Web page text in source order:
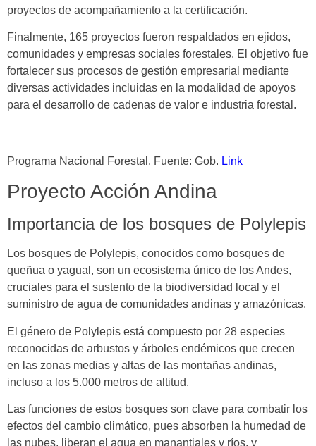
proyectos de acompañamiento a la certificación.
Finalmente, 165 proyectos fueron respaldados en ejidos,
comunidades y empresas sociales forestales. El objetivo fue
fortalecer sus procesos de gestión empresarial mediante
diversas actividades incluidas en la modalidad de apoyos
para el desarrollo de cadenas de valor e industria forestal.
Programa Nacional Forestal. Fuente: Gob. Link
Proyecto Acción Andina
Importancia de los bosques de Polylepis
Los bosques de Polylepis, conocidos como bosques de
queñua o yagual, son un ecosistema único de los Andes,
cruciales para el sustento de la biodiversidad local y el
suministro de agua de comunidades andinas y amazónicas.
El género de Polylepis está compuesto por 28 especies
reconocidas de arbustos y árboles endémicos que crecen
en las zonas medias y altas de las montañas andinas,
incluso a los 5.000 metros de altitud.
Las funciones de estos bosques son clave para combatir los
efectos del cambio climático, pues absorben la humedad de
las nubes, liberan el agua en manantiales y ríos, y